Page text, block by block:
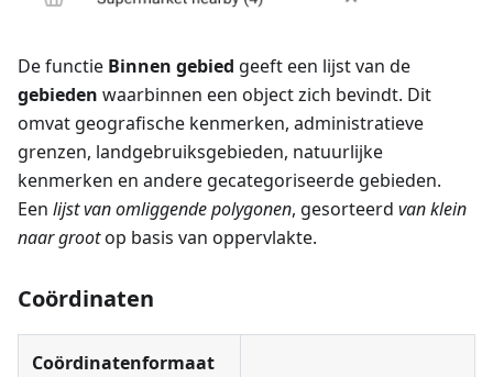
De functie Binnen gebied geeft een lijst van de
gebieden waarbinnen een object zich bevindt. Dit
omvat geografische kenmerken, administratieve
grenzen, landgebruiksgebieden, natuurlijke
kenmerken en andere gecategoriseerde gebieden.
Een lijst van omliggende polygonen, gesorteerd van klein
naar grootop basis van oppervlakte.
Coördinaten
Coördinatenformaat